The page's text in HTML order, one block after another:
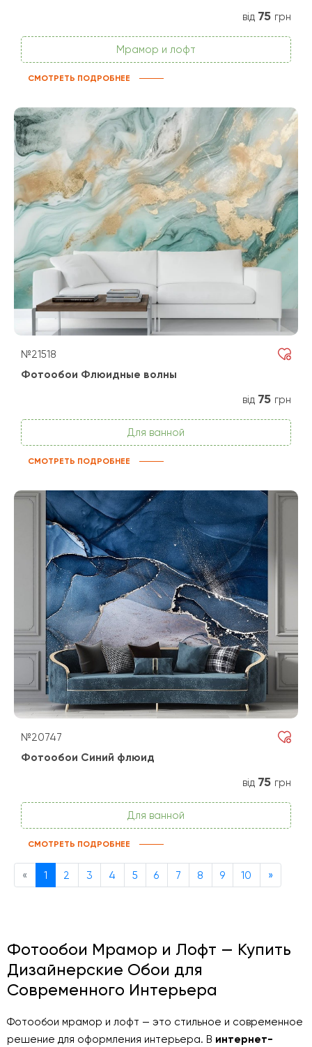
від 75 грн
Мрамор и лофт
СМОТРЕТЬ ПОДРОБНЕЕ
№21518
Фотообои Флюидные волны
від 75 грн
Для ванной
СМОТРЕТЬ ПОДРОБНЕЕ
№20747
Фотообои Синий флюид
від 75 грн
Для ванной
СМОТРЕТЬ ПОДРОБНЕЕ
« Previous
1 2 3 4 5 6 7 8 9 10 »Next
Фотообои Мрамор и Лофт — Купить
Дизайнерские Обои для
Современного Интерьера
Фотообои мрамор и лофт — это стильное и современное
решение для оформления интерьера. В интернет-